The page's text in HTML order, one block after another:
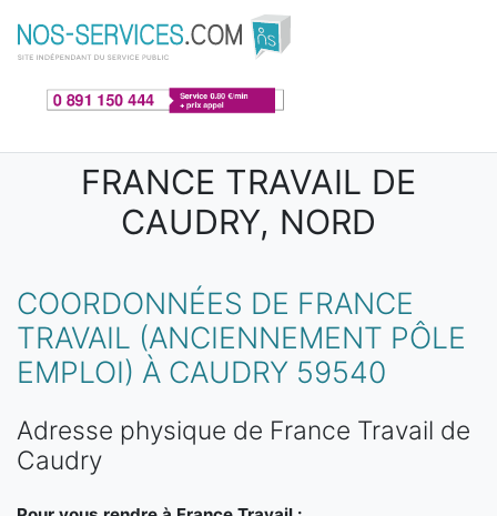
Aller au contenu principal
FRANCE TRAVAIL DE
CAUDRY, NORD
COORDONNÉES DE FRANCE
TRAVAIL (ANCIENNEMENT PÔLE
EMPLOI) À CAUDRY 59540
Adresse physique de France Travail de
Caudry